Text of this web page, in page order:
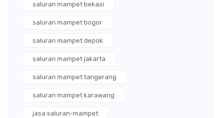
saluran mampet bekasi
saluran mampet bogor
saluran mampet depok
saluran mampet jakarta
saluran mampet tangerang
saluran mampet karawang
jasa saluran-mampet